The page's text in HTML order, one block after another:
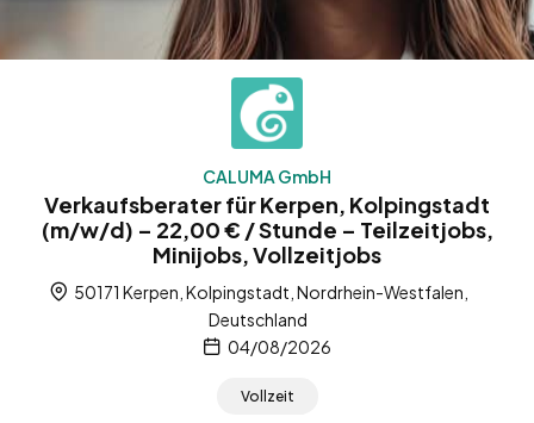
CALUMA GmbH
Verkaufsberater für Kerpen, Kolpingstadt
(m/w/d) – 22,00 € / Stunde – Teilzeitjobs,
Minijobs, Vollzeitjobs
50171 Kerpen, Kolpingstadt, Nordrhein-Westfalen,
Deutschland
04/08/2026
Vollzeit